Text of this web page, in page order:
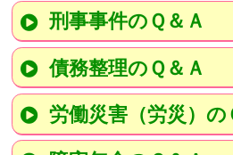
刑事事件のＱ＆Ａ
債務整理のＱ＆Ａ
労働災害（労災）の